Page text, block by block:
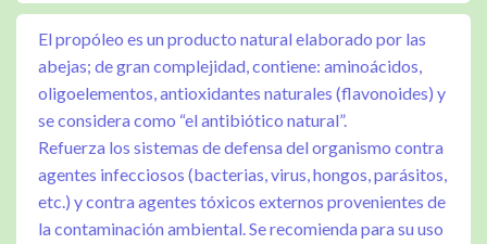
El propóleo es un producto natural elaborado por las
abejas; de gran complejidad, contiene: aminoácidos,
oligoelementos, antioxidantes naturales (flavonoides) y
se considera como “el antibiótico natural”.
Refuerza los sistemas de defensa del organismo contra
agentes infecciosos (bacterias, virus, hongos, parásitos,
etc.) y contra agentes tóxicos externos provenientes de
la contaminación ambiental. Se recomienda para su uso